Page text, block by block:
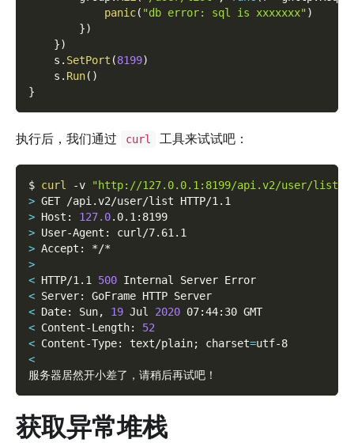
panic( "db error: sql is xxxxxxx")
})
})
    s
. SetPort (8199)
    s
. Run( )
}
执行后，我们通过 curl 工具来试试吧：
$ curl -v
"http://127.0.0.1:8199/api.v2/user/list"
> GET /api.v2/user/list HTTP/1.1
> Host: 127.0.0.1:8199
> User-Agent: curl/7.61.1
> Accept: */*
>
< HTTP/1.1 500 Internal Server Error
< Server: GoFrame HTTP Server
< Date: Sun, 19 Jul 2020 07:44:30 GMT
< Content-Length: 52
< Content-Type: text/plain; charset=utf-8
<
服务器居然开小差了，请稍后再试吧！
获取异常堆栈